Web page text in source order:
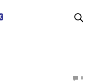
0